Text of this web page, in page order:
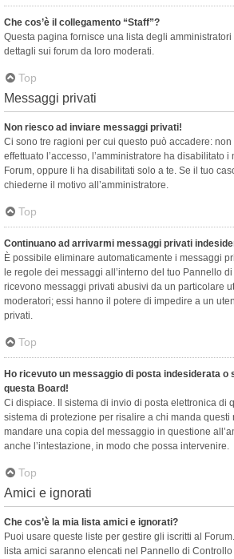
Che cos’è il collegamento “Staff”?
Questa pagina fornisce una lista degli
dettagli sui forum da loro moderati.
Top
Messaggi privati
Non riesco ad inviare messaggi privati!
Ci sono tre ragioni per cui questo può accadere:
effettuato l’accesso, l’amministratore ha disabilitato i
Forum, oppure li ha disabilitati solo a te. Se il tuo
chiederne il motivo all’amministratore.
Top
Continuano ad arrivarmi messaggi privati
È possibile eliminare automaticamente i messaggi
le regole dei messaggi all’interno del tuo Pannello
ricevono messaggi privati ​​abusivi da un particolare
moderatori; essi hanno il potere di impedire a un
privati​​.
Top
Ho ricevuto un messaggio di posta indesiderata o
questa Board!
Ci dispiace. Il sistema di invio di posta elettronica di
sistema di protezione per risalire a chi manda questi
mandare una copia del messaggio in questione
anche l’intestazione, in modo che possa intervenire.
Top
Amici e ignorati
Che cos’è la mia lista amici e ignorati?
Puoi usare queste liste per gestire gli iscritti al
lista amici saranno elencati nel Pannello di